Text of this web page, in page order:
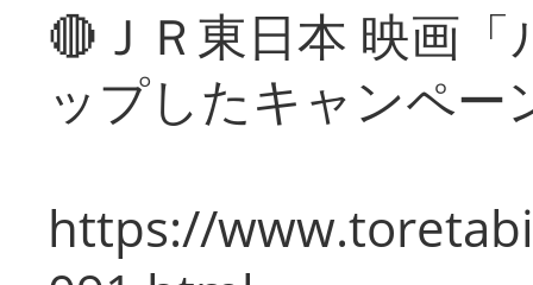
🔴ＪＲ東日本 映画
ップしたキャンペー
https://